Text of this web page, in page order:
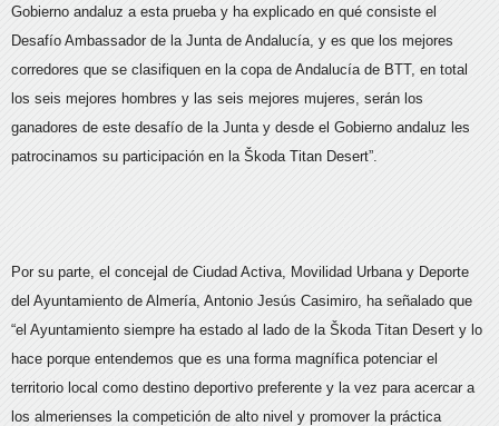
Gobierno andaluz a esta prueba y ha explicado en qué consiste el
Desafío Ambassador de la Junta de Andalucía, y es que los mejores
corredores que se clasifiquen en la copa de Andalucía de BTT, en total
los seis mejores hombres y las seis mejores mujeres, serán los
ganadores de este desafío de la Junta y desde el Gobierno andaluz les
patrocinamos su participación en la Škoda Titan Desert”.
Por su parte, el concejal de Ciudad Activa, Movilidad Urbana y Deporte
del Ayuntamiento de Almería, Antonio Jesús Casimiro, ha señalado que
“el Ayuntamiento siempre ha estado al lado de la Škoda Titan Desert y lo
hace porque entendemos que es una forma magnífica potenciar el
territorio local como destino deportivo preferente y la vez para acercar a
los almerienses la competición de alto nivel y promover la práctica